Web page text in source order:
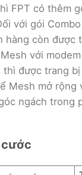
FPT có thêm
với gói
hàng còn được
với
thì được trang
Mesh mở rộng
ngách trong
cước